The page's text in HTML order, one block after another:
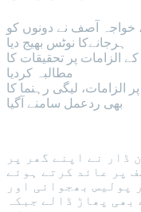
خواجہ آصف نے دونوں کو
ہرجانےکا نوٹس بھیج دیا
الزامات پر تحقیقات کا
مطالبہ کردیا
الزامات، لیگی رہنما کا
بھی ردعمل سامنے آگیا
ڈار نے اپنے گھر پر
پر عائد کرتے ہوئے
پولیس بھجوائی اور
پھاڑ ڈالے جبکہ